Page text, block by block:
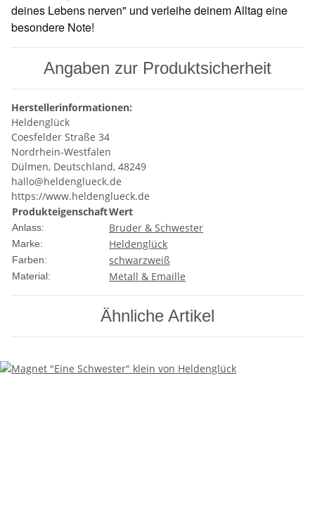
deines Lebens nerven" und verleihe deinem Alltag eine
besondere Note!
Angaben zur Produktsicherheit
Herstellerinformationen:
Heldenglück
Coesfelder Straße 34
Nordrhein-Westfalen
Dülmen, Deutschland, 48249
hallo@heldenglueck.de
https://www.heldenglueck.de
ProdukteigenschaftWert
Anlass: Bruder & Schwester
Marke: Heldenglück
Farben: schwarzweiß
Material: Metall & Emaille
Ähnliche Artikel